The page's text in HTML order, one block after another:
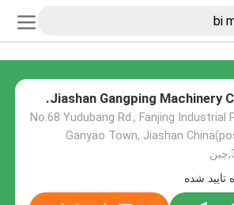
Jiashan Gangping Machinery
No.68 Yudubang Rd., Fanjing Industrial
Ganyao Town, Jiashan
تایید شده